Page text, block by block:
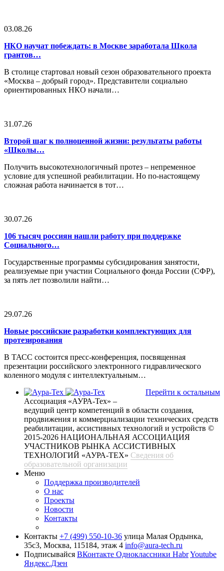
03.08.26
НКО научат побеждать: в Москве заработала Школа
грантов…
В столице стартовал новый сезон образовательного проекта
«Москва – добрый город». Представители социально
ориентированных НКО начали…
31.07.26
Второй шаг к полноценной жизни: результаты работы
«Школы…
Получить высокотехнологичный протез – непременное
условие для успешной реабилитации. Но по-настоящему
сложная работа начинается в тот…
30.07.26
106 тысяч россиян нашли работу при поддержке
Социального…
Государственные программы субсидирования занятости,
реализуемые при участии Социального фонда России (СФР),
за пять лет позволили найти…
29.07.26
Новые российские разработки комплектующих для
протезирования
В ТАСС состоится пресс-конференция, посвященная
презентации российского электронного гидравлического
коленного модуля с интеллектуальным…
Перейти к остальным
Ассоциация «АУРА-Тех» –
ведущий центр компетенций в области создания,
продвижения и коммерциализации технических средств
реабилитации, ассистивных технологий и устройств ©
2015-2026 НАЦИОНАЛЬНАЯ АССОЦИАЦИЯ
УЧАСТНИКОВ РЫНКА АССИСТИВНЫХ
ТЕХНОЛОГИЙ «АУРА-ТЕХ» Сведения об
образовательной организации
Меню
Поддержка производителей
О нас
Проекты
Новости
Контакты
Контакты +7 (499) 550-10-36 улица Малая Ордынка,
35с3, Москва, 115184, этаж 4 info@aura-tech.ru
Подписывайся ВКонтакте Одноклассники HabrYoutube
Яндекс.Дзен